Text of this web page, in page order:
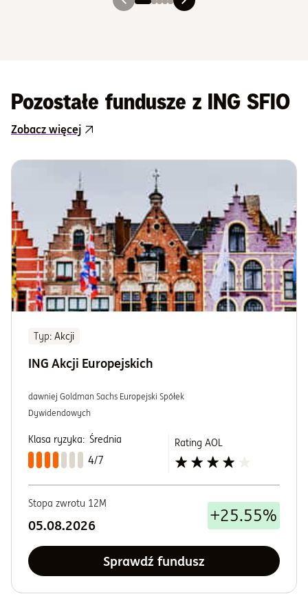
Slajd 1
Slajd 2
Slajd 3
Slajd 4
Slajd 5
Pozostałe fundusze z ING SFIO
Zobacz więcej
Typ: Akcji
ING Akcji Europejskich
dawniej Goldman Sachs Europejski Spółek
Dywidendowych
Klasa ryzyka: Średnia
4/7
Rating AOL
Stopa zwrotu 12M
05.08.2026 +25.55%
Sprawdź fundusz